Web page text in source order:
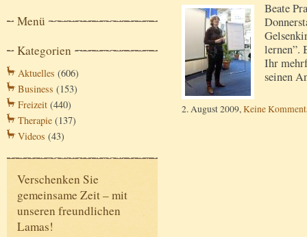
Menü
Kategorien
Aktuelles (606)
Business (153)
Freizeit (440)
Therapie (137)
Videos (43)
Verschenken Sie
gemeinsame Zeit – mit
unseren freundlichen
Lamas!
Beate
lernen”.
Ihr
seinen
2. August 2009,Keine